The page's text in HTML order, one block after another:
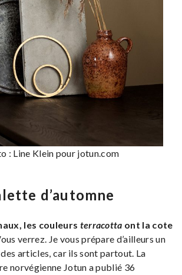
: Line Klein pour jotun.com
d’automne
les couleurs terracotta ont la cote
verrez. Je vous prépare d’ailleurs un
articles, car ils sont partout. La
norvégienne Jotun a publié 36